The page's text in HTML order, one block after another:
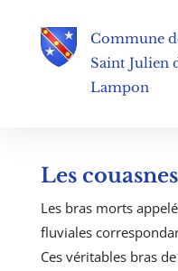
Commune
Saint Julien
Lampon
Les couasnes
Les bras morts
fluviales
Ces véritables bras